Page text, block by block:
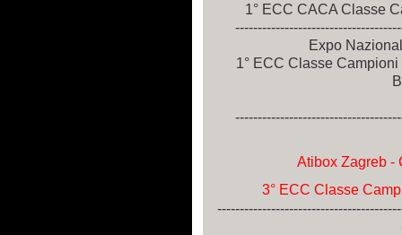
1° ECC CACA Classe
Expo
1° ECC Classe
Atibox Zagreb -
3° ECC Classe